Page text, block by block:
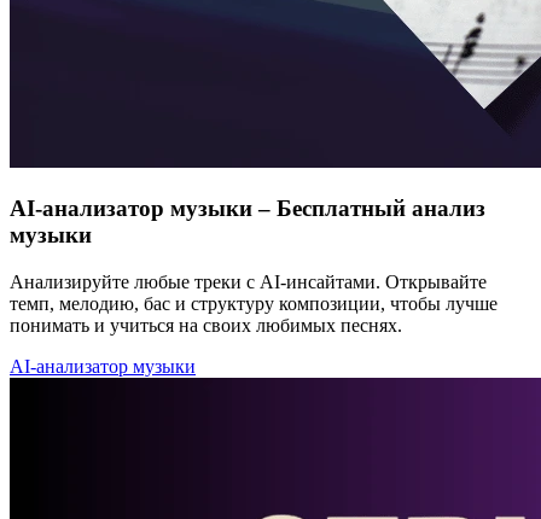
AI-анализатор музыки – Бесплатный анализ
музыки
Анализируйте любые треки с AI-инсайтами. Открывайте
темп, мелодию, бас и структуру композиции, чтобы лучше
понимать и учиться на своих любимых песнях.
AI-анализатор музыки